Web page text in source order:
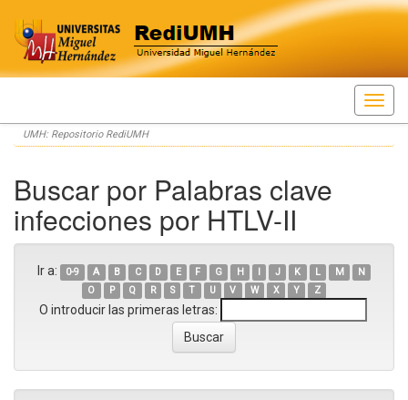
Skip
navigation
UMH: Repositorio RediUMH
Buscar por Palabras clave
infecciones por HTLV-II
Ir a: 0-9 A B C D E F G H I J K L M
N
O
P Q R S T U V W X Y Z
O introducir las primeras letras: